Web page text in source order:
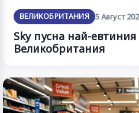
ВЕЛИКОБРИТАНИЯ 5 Август
Sky пусна най-
Великобритания